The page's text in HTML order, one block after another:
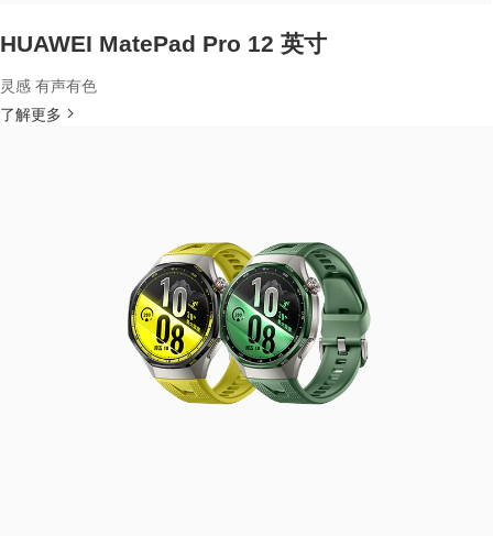
HUAWEI MatePad Pro 12 英寸
灵感 有声有色
了解更多